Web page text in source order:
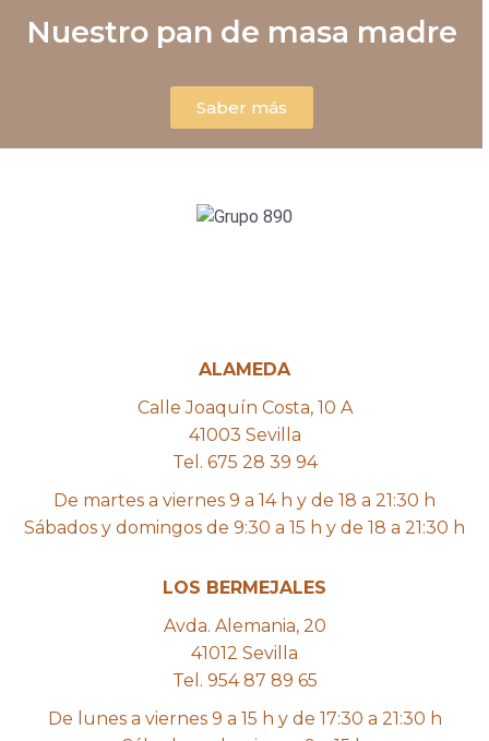
Nuestro pan de masa madre
Saber más
ALAMEDA
Calle Joaquín Costa, 10 A
41003 Sevilla
Tel. 675 28 39 94
De martes a viernes 9 a 14 h y de 18 a 21:30 h
Sábados y domingos de 9:30 a 15 h y de 18 a 21:30 h
LOS BERMEJALES
Avda. Alemania, 20
41012 Sevilla
Tel. 954 87 89 65
De lunes a viernes 9 a 15 h y de 17:30 a 21:30 h